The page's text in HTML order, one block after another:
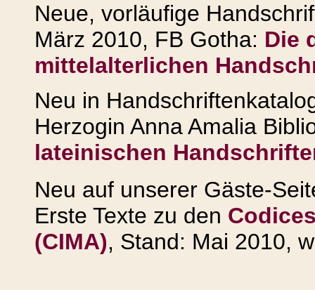
Neue, vorläufige
März 2010, FB Gotha: Die
mittelalterlichen
Neu in
Herzogin Anna Amalia
lateinischen
Neu auf unserer Gäste-
Erste Texte zu den
(CIMA), Stand: Mai 2010,